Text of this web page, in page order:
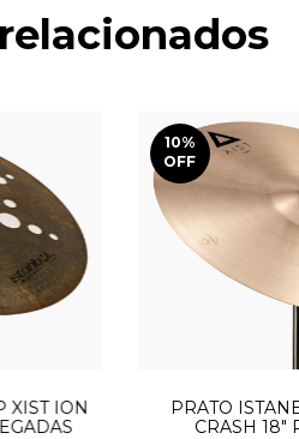
XIST ION
10%
OFF
PRATO
CRASH 18"